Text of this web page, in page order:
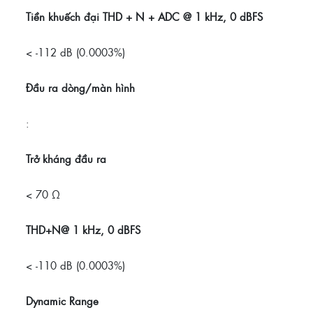
Tiền khuếch đại THD + N + ADC @ 1 kHz, 0 dBFS
< -112 dB (0.0003%)
Đầu ra dòng/màn hình
:
Trở kháng đầu ra
< 70 Ω
THD+N@ 1 kHz, 0 dBFS
< -110 dB (0.0003%)
Dynamic Range